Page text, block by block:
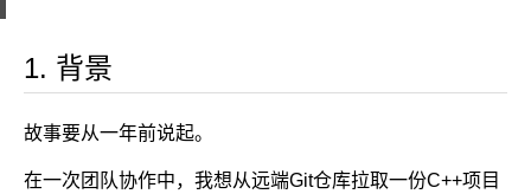
背景
故事要从一年前说起。
在一次团队协作中，我想从远端Git仓库拉取一份C++项目